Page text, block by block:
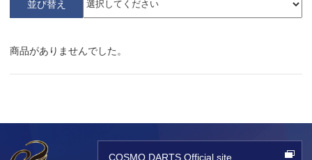
並び替え
商品がありませんでした。
COSMO DARTS Official site